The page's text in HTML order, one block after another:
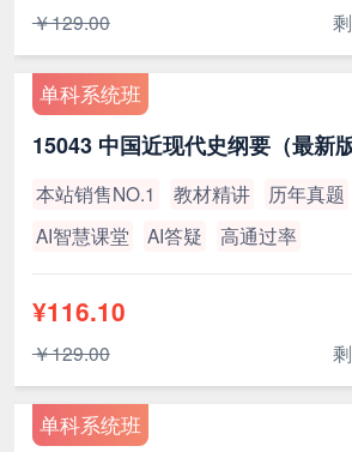
￥129.00 剩
单科系统班
15043 中国近现代史纲要（最新版
本站销售NO.1 教材精讲 历年真题
AI智慧课堂
AI答疑 高通过率
¥116.10
￥129.00 剩
单科系统班